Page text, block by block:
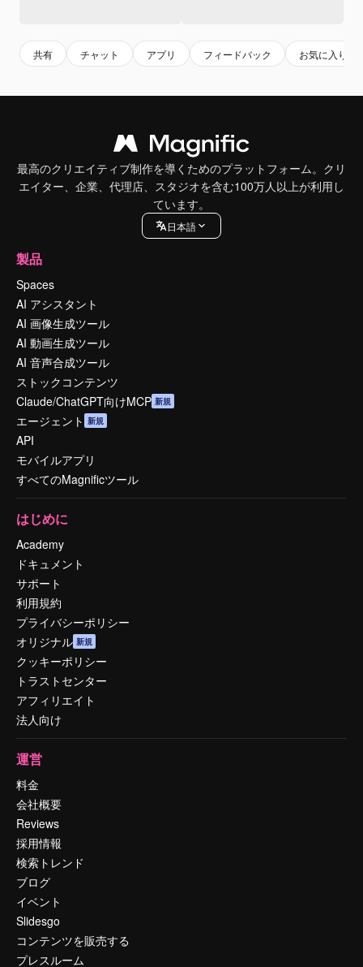
共有 チャット アプリ フィードバック お気に入り
最高のクリエイティブ制作を導くためのプラットフォーム。クリ
エイター、企業、代理店、スタジオを含む100万人以上が利用し
ています。
日本語
製品
Spaces
AI アシスタント
AI 画像生成ツール
AI 動画生成ツール
AI 音声合成ツール
ストックコンテンツ
Claude/ChatGPT向けMCP 新規
エージェント 新規
API
モバイルアプリ
すべてのMagnificツール
はじめに
Academy
ドキュメント
サポート
利用規約
プライバシーポリシー
オリジナル 新規
クッキーポリシー
トラストセンター
アフィリエイト
法人向け
運営
料金
会社概要
Reviews
採用情報
検索トレンド
ブログ
イベント
Slidesgo
コンテンツを販売する
プレスルーム